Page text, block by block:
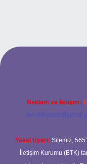
bahis
Reklam ve İletişim:
Yasal Uyarı: Sitemiz,
İletişim Kurumu (BTK)